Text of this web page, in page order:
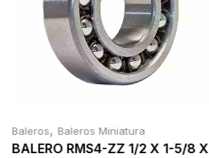
Baleros, Baleros Miniatura
BALERO RMS4-ZZ 1/2 X 1-5/8 X